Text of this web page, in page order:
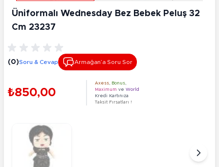
Üniformalı Wednesday Bez Bebek Peluş 32
Cm 23237
(0)Soru & Cevap Armağan’a Soru Sor
₺850,00
Axess Bonus
Maximum ve World
Kredi Kartınıza
Taksit Fırsatları !